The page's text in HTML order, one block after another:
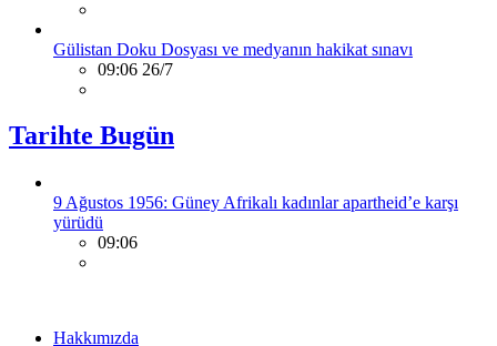
Gülistan Doku Dosyası ve medyanın hakikat sınavı
09:06 26/7
Tarihte Bugün
9 Ağustos 1956: Güney Afrikalı kadınlar apartheid’e karşı
yürüdü
09:06
Hakkımızda